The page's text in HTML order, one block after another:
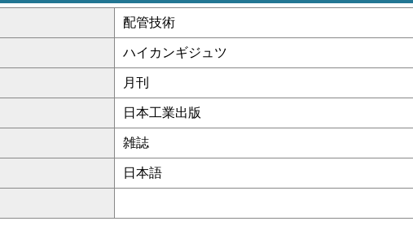
配管技術
ハイカンギジュツ
月刊
日本工業出版
雑誌
日本語